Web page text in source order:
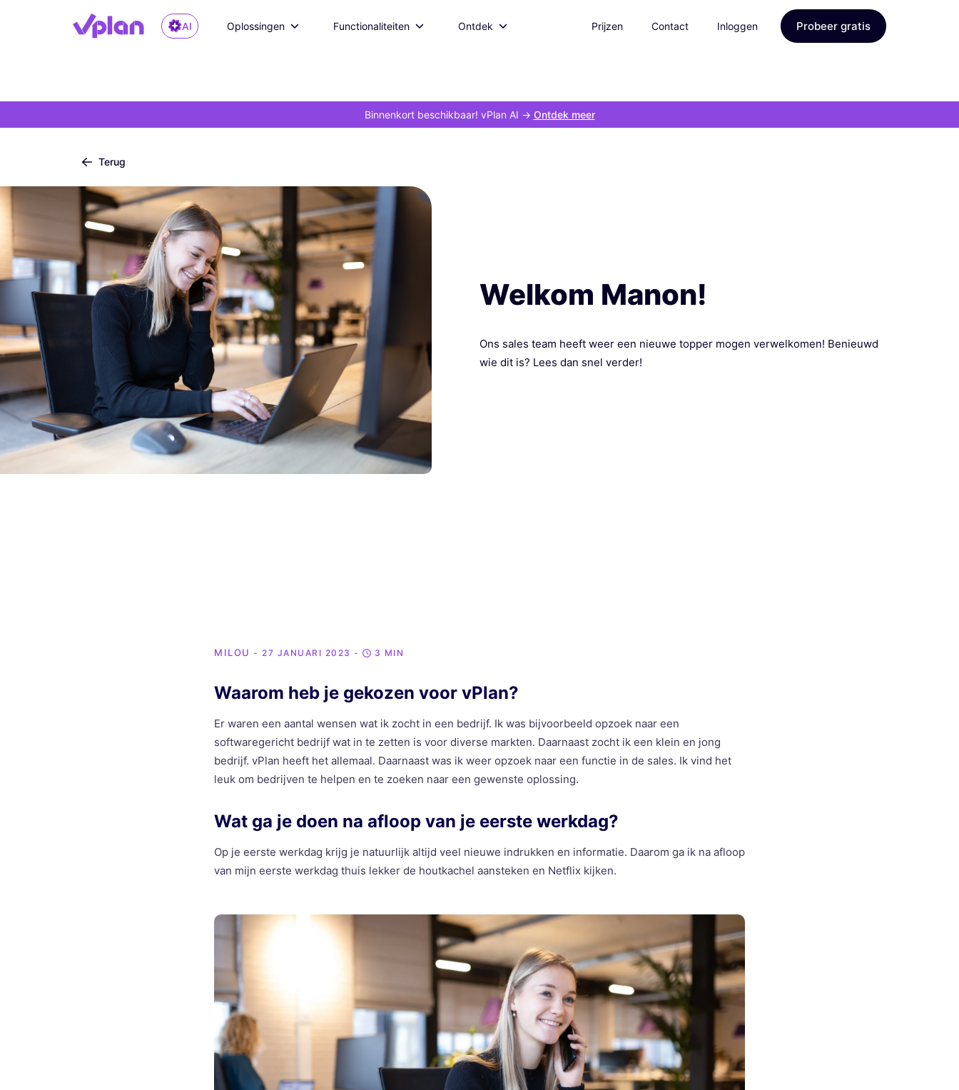
AI Oplossingen Functionaliteiten Ontdek Prijzen Contact Inloggen Probeer gratis
Binnenkort beschikbaar! vPlan AI -> Ontdek meer
Terug
Welkom Manon!
Ons sales team heeft weer een nieuwe topper mogen verwelkomen! Benieuwd
wie dit is? Lees dan snel verder!
MILOU - 27 JANUARI 2023 - 3 MIN
Waarom heb je gekozen voor vPlan?
Er waren een aantal wensen wat ik zocht in een bedrijf. Ik was bijvoorbeeld opzoek naar een
softwaregericht bedrijf wat in te zetten is voor diverse markten. Daarnaast zocht ik een klein en jong
bedrijf. vPlan heeft het allemaal. Daarnaast was ik weer opzoek naar een functie in de sales. Ik vind het
leuk om bedrijven te helpen en te zoeken naar een gewenste oplossing.
Wat ga je doen na afloop van je eerste werkdag?
Op je eerste werkdag krijg je natuurlijk altijd veel nieuwe indrukken en informatie. Daarom ga ik na afloop
van mijn eerste werkdag thuis lekker de houtkachel aansteken en Netflix kijken.